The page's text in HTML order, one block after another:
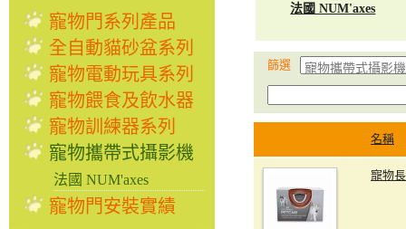
寵物門系列產品
全自動貓砂盆系列
寵物電動玩具系列
寵物餵食及飲水器
寵物訓練器系列
寵物攜帶式攝影機
法國 NUM'axes
寵物門安裝實績
法國 NUM'axes
篩選
名稱
寵物